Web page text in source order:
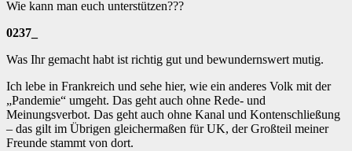
Wie kann man euch unterstützen???
0237_
Was Ihr gemacht habt ist richtig gut und bewundernswert mutig.
Ich lebe in Frankreich und sehe hier, wie ein anderes Volk mit der
„Pandemie“ umgeht. Das geht auch ohne Rede- und
Meinungsverbot. Das geht auch ohne Kanal und Kontenschließung
– das gilt im Übrigen gleichermaßen für UK, der Großteil meiner
Freunde stammt von dort.